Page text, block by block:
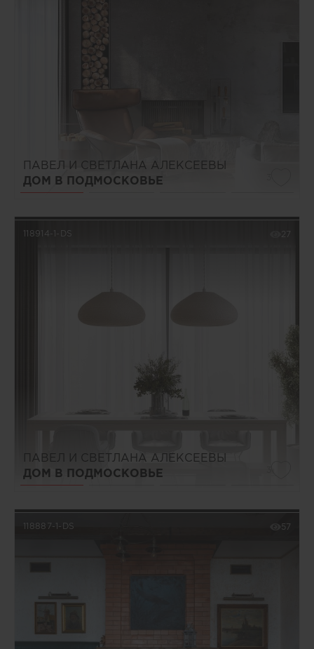
ПАВЕЛ И СВЕТЛАНА АЛЕКСЕЕВЫ
ДОМ В ПОДМОСКОВЬЕ
118914-1-DS 27
ПАВЕЛ И СВЕТЛАНА АЛЕКСЕЕВЫ
ДОМ В ПОДМОСКОВЬЕ
118887-1-DS 57